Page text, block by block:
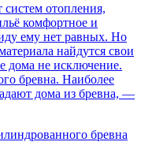
отопления,
комфортное и
ему нет равных. Но
найдутся свои
дома не исключение.
бревна. Наиболее
дома из бревна, —
бревна